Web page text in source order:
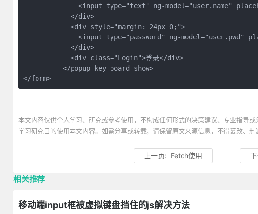
<input type="text" ng-model="user.name"
            </div>
            <div style="margin: 24px 0;">
<input type="password" ng-model="user.pwd"
            </div>
            <div class="Login">登录</div>
          </popup-key-board-show>
</form>
本文内容仅供个人学习、研究或参考使用，不构成任何形式的决策建议、专业指导
学习研究目的使用本文内容。如需分享或转载，请保留原文来源信息，不得篡改、删
上一页: Fetch使用
相关推荐
移动端input框被虚拟键盘挡住的js解决方法